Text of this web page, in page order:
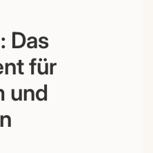
Das
für
und